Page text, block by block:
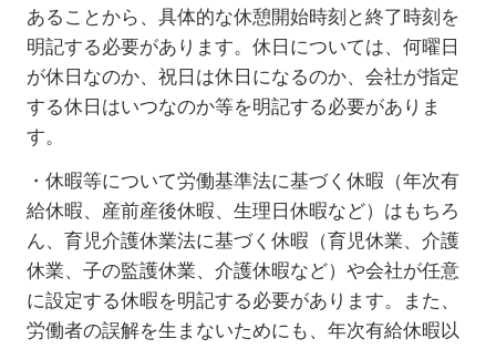
あることから、具体的な休憩開始時刻と終了時刻を
明記する必要があります。休日については、何曜日
が休日なのか、祝日は休日になるのか、会社が指定
する休日はいつなのか等を明記する必要がありま
す。
・休暇等について労働基準法に基づく休暇（年次有
給休暇、産前産後休暇、生理日休暇など）はもちろ
ん、育児介護休業法に基づく休暇（育児休業、介護
休業、子の監護休業、介護休暇など）や会社が任意
に設定する休暇を明記する必要があります。また、
労働者の誤解を生まないためにも、年次有給休暇以